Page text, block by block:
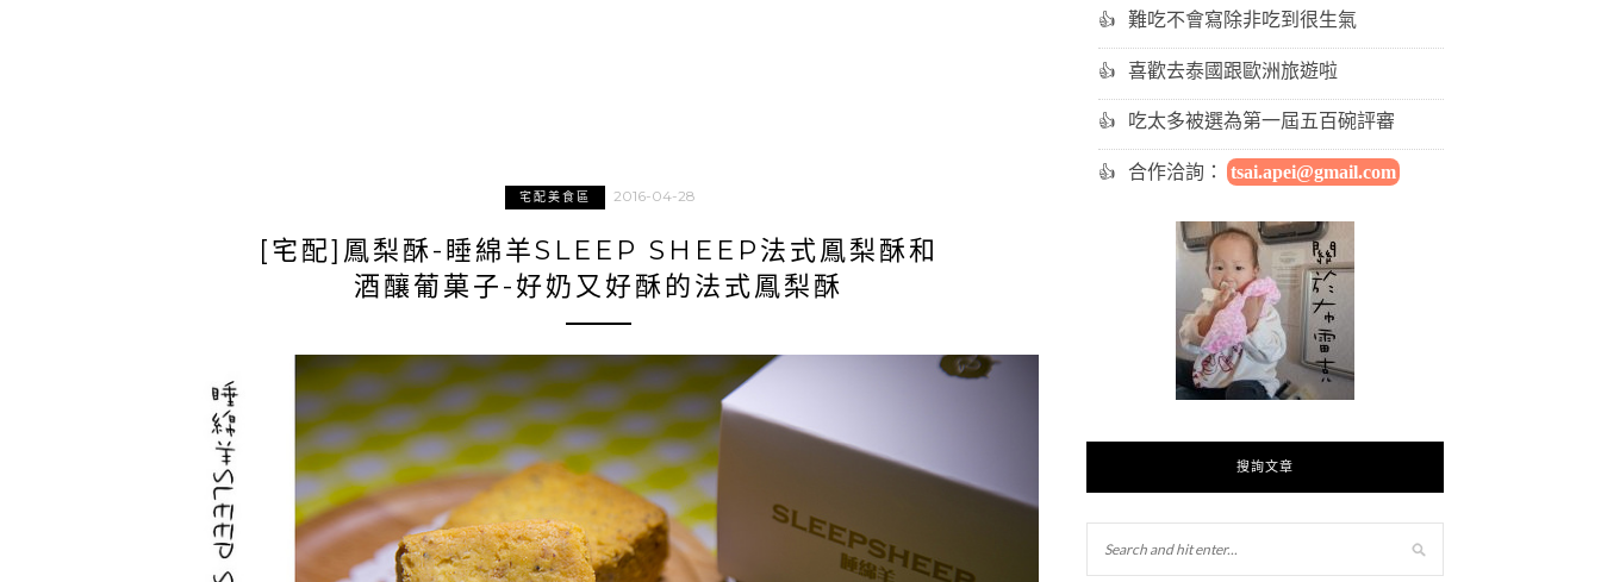
宅配美食區 2016-04-28
[宅配]鳳梨酥-睡綿羊SLEEP SHEEP法式鳳梨酥和
酒釀葡菓子-好奶又好酥的法式鳳梨酥
難吃不會寫除非吃到很生氣
喜歡去泰國跟歐洲旅遊啦
吃太多被選為第一屆五百碗評審
合作洽詢： tsai.apei@gmail.com
搜詢文章